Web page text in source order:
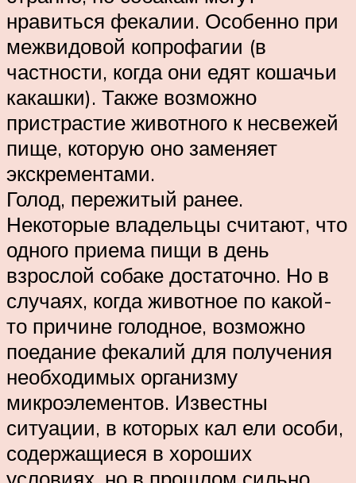
нравиться фекалии. Особенно при
межвидовой копрофагии (в
частности, когда они едят кошачьи
какашки). Также возможно
пристрастие животного к несвежей
пище, которую оно заменяет
экскрементами.
Голод, пережитый ранее.
Некоторые владельцы считают, что
одного приема пищи в день
взрослой собаке достаточно. Но в
случаях, когда животное по какой-
то причине голодное, возможно
поедание фекалий для получения
необходимых организму
микроэлементов. Известны
ситуации, в которых кал ели особи,
содержащиеся в хороших